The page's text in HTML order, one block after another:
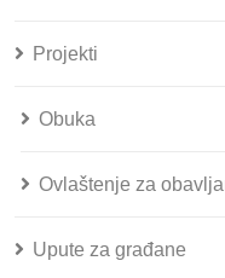
Projekti
Obuka
Ovlaštenje za
Upute za građane